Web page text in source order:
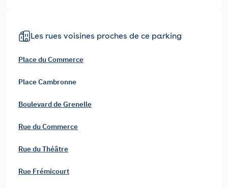
Les rues voisines proches de ce parking
Place du Commerce
Place Cambronne
Boulevard de Grenelle
Rue du Commerce
Rue du Théâtre
Rue Frémicourt